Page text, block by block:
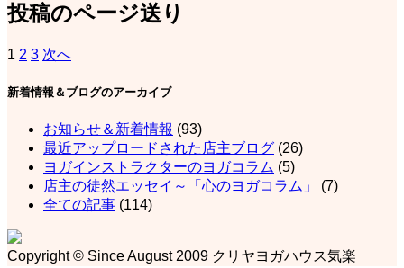
投稿のページ送り
1 2 3 次へ
新着情報＆ブログのアーカイブ
お知らせ＆新着情報 (93)
最近アップロードされた店主ブログ (26)
ヨガインストラクターのヨガコラム (5)
店主の徒然エッセイ～「心のヨガコラム」
(7)
全ての記事 (114)
Copyright © Since August 2009 クリヤヨガハウス気楽